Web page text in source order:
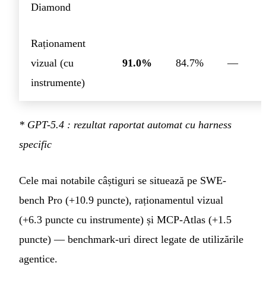
Diamond
Raționament
vizual (cu
instrumente)
91.0% 84.7% —
* GPT-5.4 : rezultat raportat automat cu harness
specific
Cele mai notabile câștiguri se situează pe SWE-
bench Pro (+10.9 puncte), raționamentul vizual
(+6.3 puncte cu instrumente) și MCP-Atlas (+1.5
puncte) — benchmark-uri direct legate de utilizările
agentice.